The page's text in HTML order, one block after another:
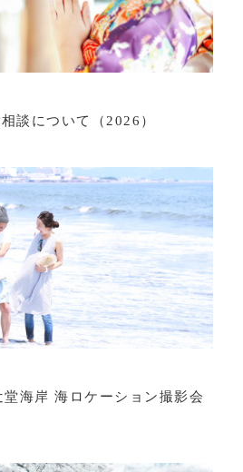
談について（2026）
海岸 海ロケーション撮影会